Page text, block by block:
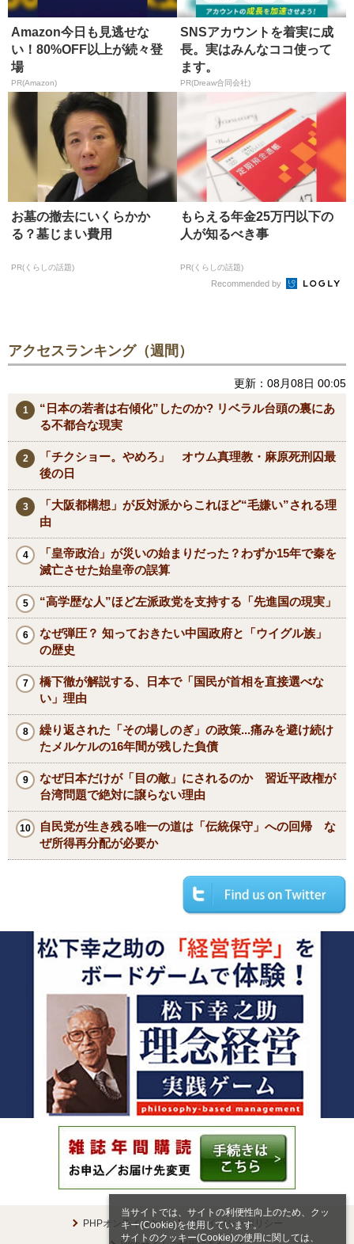
当サイトでは、サイトの利便性向上のため、クッ
キー(Cookie)を使用しています。
サイトのクッキー(Cookie)の使用に関しては、
Amazon今日も見逃せな
い！80%OFF以上が続々登
場
PR(Amazon)
SNSアカウントを着実に成
長。実はみんなココ使って
ます。
PR(Dreaw合同会社)
お墓の撤去にいくらかか
る？墓じまい費用
PR(くらしの話題)
もらえる年金25万円以下の
人が知るべき事
PR(くらしの話題)
Recommended by
アクセスランキング（週間）
更新：08月08日 00:05
“日本の若者は右傾化”したのか? リベラル台頭の裏にあ
る不都合な現実
「チクショー。やめろ」 オウム真理教・麻原死刑囚最
後の日
「大阪都構想」が反対派からこれほど“毛嫌い”される理
由
「皇帝政治」が災いの始まりだった？わずか15年で秦を
滅亡させた始皇帝の誤算
“高学歴な人”ほど左派政党を支持する「先進国の現実」
なぜ弾圧？ 知っておきたい中国政府と「ウイグル族」
の歴史
橋下徹が解説する、日本で「国民が首相を直接選べな
い」理由
繰り返された「その場しのぎ」の政策...痛みを避け続け
たメルケルの16年間が残した負債
なぜ日本だけが「目の敵」にされるのか 習近平政権が
台湾問題で絶対に譲らない理由
自民党が生き残る唯一の道は「伝統保守」への回帰 な
ぜ所得再分配が必要か
PHPオンラインとは
プライバシーポリシー